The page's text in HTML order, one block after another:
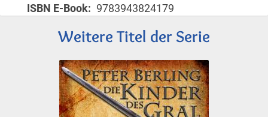
ISBN E-Book
9783943824179
Weitere Titel der Serie